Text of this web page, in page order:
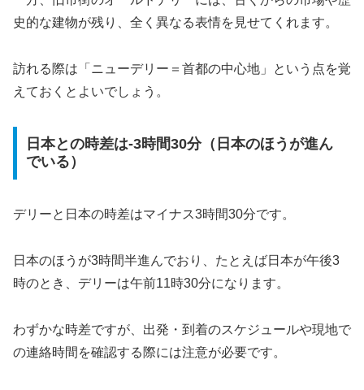
史的な建物が残り、全く異なる表情を見せてくれます。
訪れる際は「ニューデリー＝首都の中心地」という点を覚
えておくとよいでしょう。
日本との時差は-3時間30分（日本のほうが進ん
でいる）
デリーと日本の時差はマイナス3時間30分です。
日本のほうが3時間半進んでおり、たとえば日本が午後3
時のとき、デリーは午前11時30分になります。
わずかな時差ですが、出発・到着のスケジュールや現地で
の連絡時間を確認する際には注意が必要です。